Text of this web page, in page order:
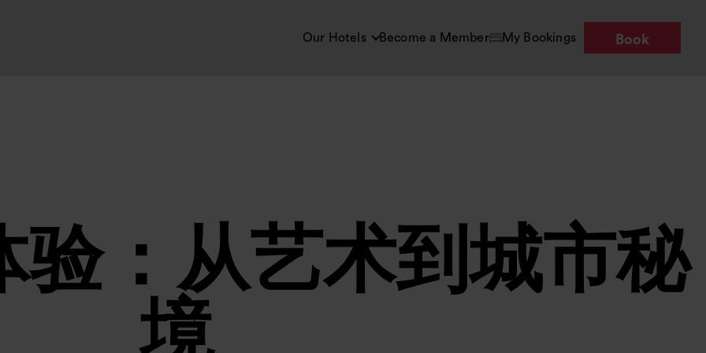
Our Hotels Become a Member My Bookings Book
验：从艺术到城市秘
境